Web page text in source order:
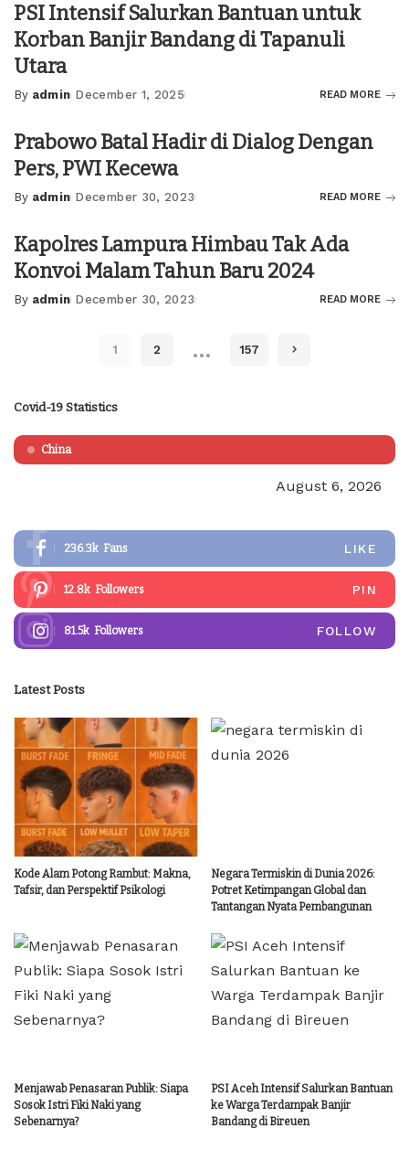
PSI Intensif Salurkan Bantuan untuk
Korban Banjir Bandang di Tapanuli
Utara
Posted
By admin December 1, 2025 READ MORE
Prabowo Batal Hadir di Dialog Dengan
Pers, PWI Kecewa
Posted
By admin December 30, 2023 READ MORE
Kapolres Lampura Himbau Tak Ada
Konvoi Malam Tahun Baru 2024
Posted
By admin December 30, 2023 READ MORE
1 2 … 157
Covid-19 Statistics
China
August 6, 2026
236.3k Fans LIKE
12.8k Followers PIN
81.5k Followers FOLLOW
Latest Posts
Kode Alam Potong Rambut: Makna,
Tafsir, dan Perspektif Psikologi
Negara Termiskin di Dunia 2026:
Potret Ketimpangan Global dan
Tantangan Nyata Pembangunan
Menjawab Penasaran Publik: Siapa
Sosok Istri Fiki Naki yang
Sebenarnya?
PSI Aceh Intensif Salurkan Bantuan
ke Warga Terdampak Banjir
Bandang di Bireuen